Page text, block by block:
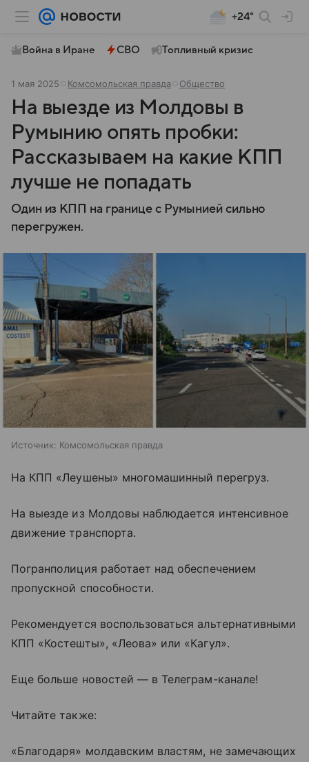
+24°
Война в Иране СВО Топливный кризис
1 мая 2025 Комсомольская правда Общество
На выезде из Молдовы в
Румынию опять пробки:
Рассказываем на какие КПП
лучше не попадать
Один из КПП на границе с Румынией сильно
перегружен.
Источник: Комсомольская правда
На КПП «Леушены» многомашинный перегруз.
На выезде из Молдовы наблюдается интенсивное
движение транспорта.
Погранполиция работает над обеспечением
пропускной способности.
Рекомендуется воспользоваться альтернативными
КПП «Костешты», «Леова» или «Кагул».
Еще больше новостей — в Телеграм-канале!
Читайте также:
«Благодаря» молдавским властям, не замечающих